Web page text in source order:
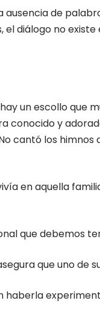
de
diálogo no
un escollo que
conocido y
cantó los
en aquella
que debemos
que uno de
haberla